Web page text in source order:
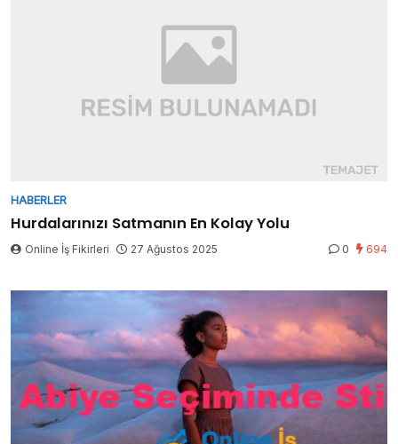
HABERLER
Hurdalarınızı Satmanın En Kolay Yolu
Online İş Fikirleri 27 Ağustos 2025 0 694